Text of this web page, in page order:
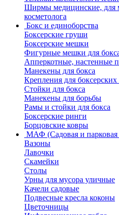
Ширмы медицинские, для
косметолога
Бокс и единоборства
Боксерские груши
Боксерские мешки
Фигурные мешки для
Апперкотные, настенные
Манекены для бокса
Крепления для
Стойки для бокса
Манекены для борьбы
Рамы и стойки для бокса
Боксерские ринги
Борцовские ковры
МАФ (Садовая и парковая
Вазоны
Лавочки
Скамейки
Столы
Урны для мусора уличные
Качели садовые
Подвесные кресла коконы
Цветочницы